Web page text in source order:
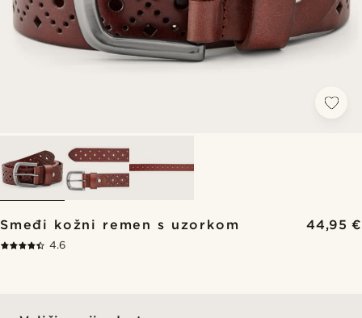
Smeđi kožni remen s uzorkom 44,95 €
4.6